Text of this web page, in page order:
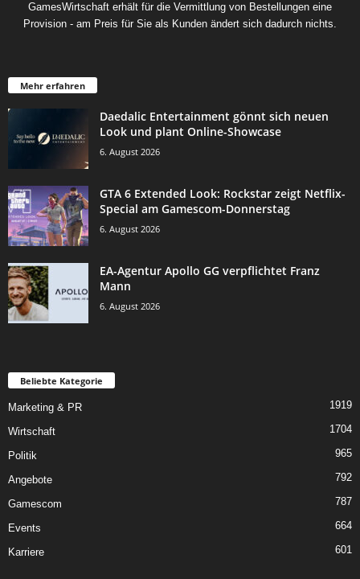
GamesWirtschaft erhält für die Vermittlung von Bestellungen eine
Provision - am Preis für Sie als Kunden ändert sich dadurch nichts.
Mehr erfahren
Daedalic Entertainment gönnt sich neuen
Look und plant Online-Showcase
6. August 2026
GTA 6 Extended Look: Rockstar zeigt Netflix-
Special am Gamescom-Donnerstag
6. August 2026
EA-Agentur Apollo GG verpflichtet Franz
Mann
6. August 2026
Beliebte Kategorie
Marketing & PR 1919
Wirtschaft 1704
Politik 965
Angebote 792
Gamescom 787
Events 664
Karriere 601